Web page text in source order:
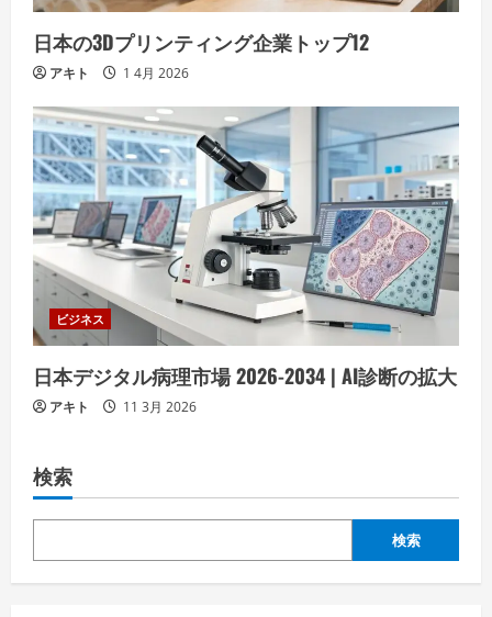
日本の3Dプリンティング企業トップ12
アキト 1 4月 2026
ビジネス
日本デジタル病理市場 2026-2034 | AI診断の拡大
アキト 11 3月 2026
検索
検索